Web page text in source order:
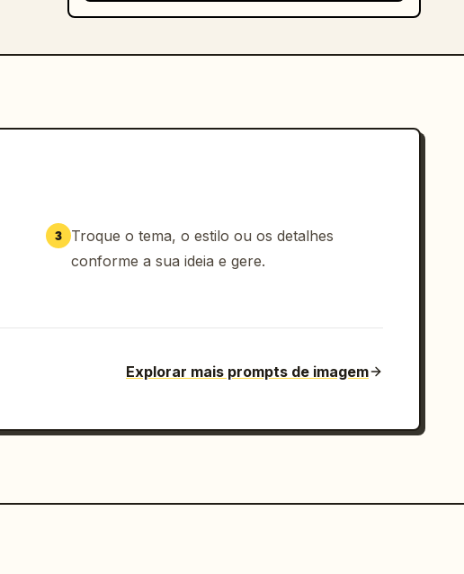
3
Troque o tema, o estilo ou os detalhes
conforme a sua ideia e gere.
Explorar mais prompts de imagem